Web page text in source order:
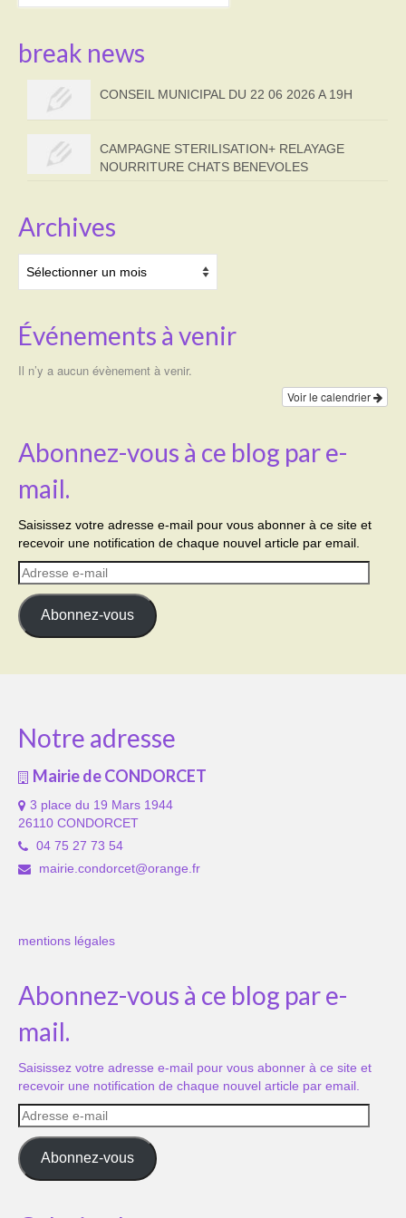
Culte
Correspondants de presse
DECHETS VERTS
break news
CONSEIL MUNICIPAL DU 22 06 2026 A 19H
CAMPAGNE STERILISATION+ RELAYAGE
NOURRITURE CHATS BENEVOLES
Archives
Événements à venir
Il n’y a aucun évènement à venir.
Voir le calendrier
Abonnez-vous à ce blog par e-
mail.
Saisissez votre adresse e-mail pour vous abonner à ce site et
recevoir une notification de chaque nouvel article par email.
Adresse
e-
mail
Abonnez-vous
Notre adresse
Mairie de CONDORCET
3 place du 19 Mars 1944
26110 CONDORCET
04 75 27 73 54
mairie.condorcet@orange.fr
mentions légales
Abonnez-vous à ce blog par e-
mail.
Saisissez votre adresse e-mail pour vous abonner à ce site et
recevoir une notification de chaque nouvel article par email.
Adresse
e-
mail
Abonnez-vous